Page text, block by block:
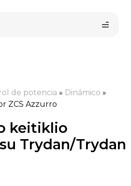
de potencia » Dinámico »
ZCS Azzurro
keitiklio
Trydan/Trydan